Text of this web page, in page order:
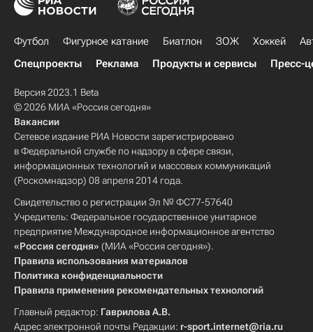
Футбол Фигурное катание Биатлон ЗОЖ Хоккей
Спецпроекты
Реклама Продукты и сервисы Пресс-
Версия 2023.1 Beta
© 2026 МИА «Россия сегодня»
Вакансии
Сетевое издание РИА Новости зарегистрировано
в Федеральной службе по надзору в сфере связи,
информационных технологий и массовых коммуникаций
(Роскомнадзор) 08 апреля 2014 года.
Свидетельство о регистрации Эл № ФС77-57640
Учредитель: Федеральное государственное унитарное
предприятие Международное информационное агентство
«Россия сегодня» (МИА «Россия сегодня»).
Правила использования материалов
Политика конфиденциальности
Правила применения рекомендательных технологий
Главный редактор: Гаврилова А.В.
Адрес электронной почты Редакции: r-sport.internet@ria.ru